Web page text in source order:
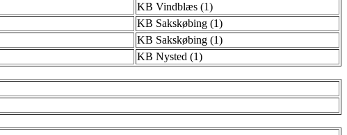
KB Vindblæs (1)
KB Sakskøbing (1)
KB Sakskøbing (1)
KB Nysted (1)